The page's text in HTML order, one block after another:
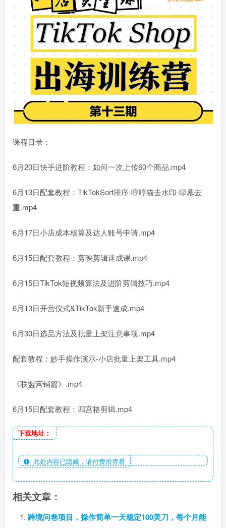
课程目录：
6月20日快手进阶教程：如何一次上传60个商品.mp4
6月13日配套教程：TikTokSort排序-哼哼猫去水印-绿幕去
重.mp4
6月17日小店成本核算及达人账号申请.mp4
6月15日配套教程：剪映剪辑速成课.mp4
6月15日TikTok短视频算法及进阶剪辑技巧.mp4
6月13日开营仪式&TikTok新手速成.mp4
6月30日选品方法及批量上架注意事项.mp4
配套教程：妙手操作演示-小店批量上架工具.mp4
《联盟营销篇》.mp4
6月15日配套教程：四宫格剪辑.mp4
下载地址：
此处内容已隐藏，请付费后查看
相关文章：
跨境问卷项目，操作简单一天稳定100美刀，每个月能